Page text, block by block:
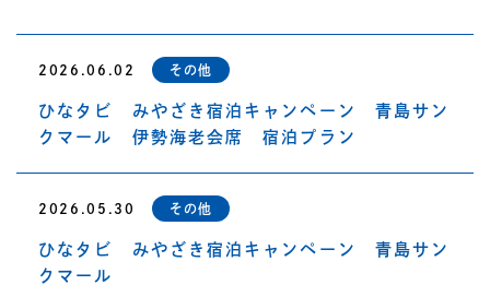
2026.06.02 その他
ひなタビ みやざき宿泊キャンペーン 青島サン
クマール 伊勢海老会席 宿泊プラン
2026.05.30 その他
ひなタビ みやざき宿泊キャンペーン 青島サン
クマール